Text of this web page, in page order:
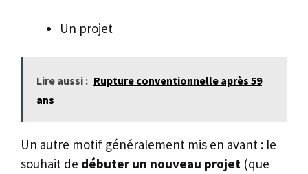
Un projet
Lire aussi : Rupture conventionnelle après 59
ans
Un autre motif généralement mis en avant : le
souhait de débuter un nouveau projet (que